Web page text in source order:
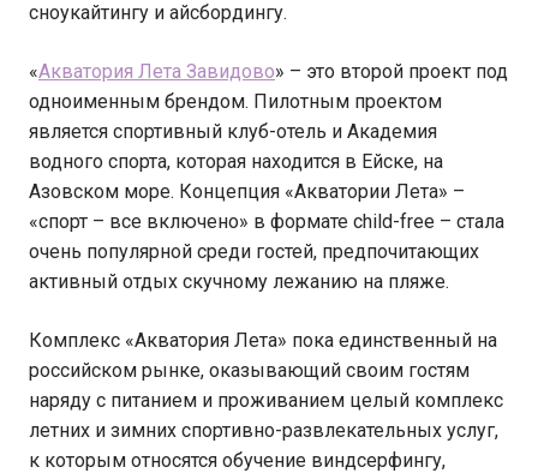
сноукайтингу и айсбордингу.
«Акватория Лета Завидово» – это второй проект под
одноименным брендом. Пилотным проектом
является спортивный клуб-отель и Академия
водного спорта, которая находится в Ейске, на
Азовском море. Концепция «Акватории Лета» –
«спорт – все включено» в формате child-free – стала
очень популярной среди гостей, предпочитающих
активный отдых скучному лежанию на пляже.
Комплекс «Акватория Лета» пока единственный на
российском рынке, оказывающий своим гостям
наряду с питанием и проживанием целый комплекс
летних и зимних спортивно-развлекательных услуг,
к которым относятся обучение виндсерфингу,